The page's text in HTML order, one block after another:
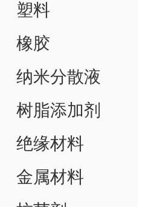
塑料
橡胶
纳米分散液
树脂添加剂
绝缘材料
金属材料